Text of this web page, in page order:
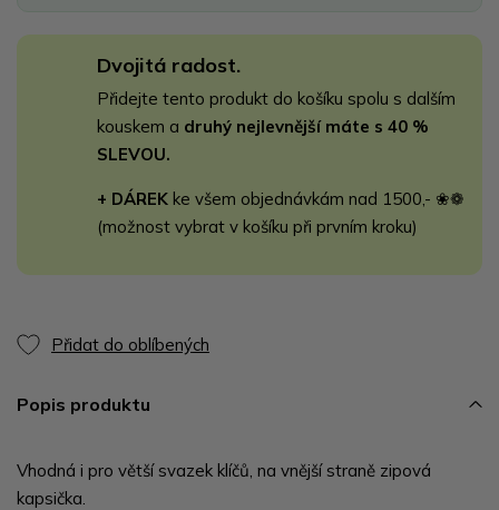
Dvojitá radost.
Přidejte tento produkt do košíku spolu s dalším
kouskem a druhý nejlevnější máte s 40 %
SLEVOU.
+ DÁREK ke všem objednávkám nad 1500,- ❀❁
(možnost vybrat v košíku při prvním kroku)
Přidat do oblíbených
Popis produktu
Vhodná i pro větší svazek klíčů, na vnější straně zipová
kapsička.